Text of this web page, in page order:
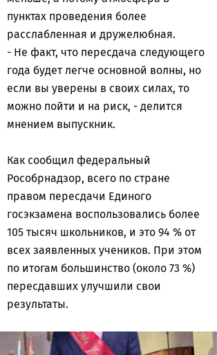
пунктах проведения более
расслабленная и дружелюбная.
- Не факт, что пересдача следующего
года будет легче основной волны, но
если вы уверены в своих силах, то
можно пойти и на риск, - делится
мнением выпускник.
Как сообщил федеральный
Рособрнадзор, всего по стране
правом пересдачи Единого
госэкзамена воспользовались более
105 тысяч школьников, и это 94 % от
всех заявленных учеников. При этом
по итогам большинство (около 73 %)
пересдавших улучшили свои
результаты.